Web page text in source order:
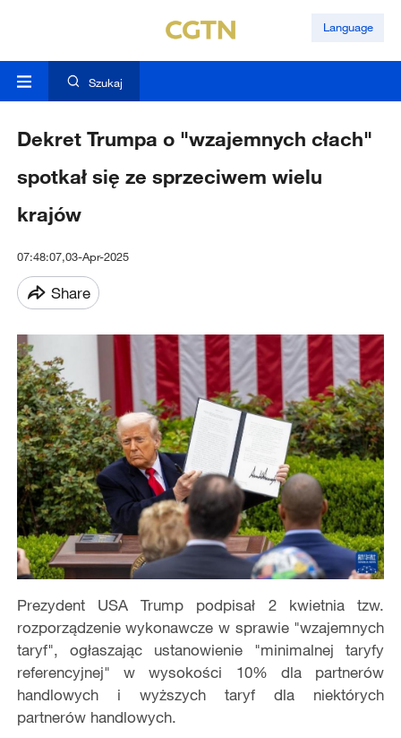
Language
Szukaj
Dekret Trumpa o "wzajemnych cłach"
spotkał się ze sprzeciwem wielu
krajów
07:48:07,03-Apr-2025
Share
Prezydent USA Trump podpisał 2 kwietnia tzw.
rozporządzenie wykonawcze w sprawie "wzajemnych
taryf", ogłaszając ustanowienie "minimalnej taryfy
referencyjnej" w wysokości 10% dla partnerów
handlowych i wyższych taryf dla niektórych
partnerów handlowych.